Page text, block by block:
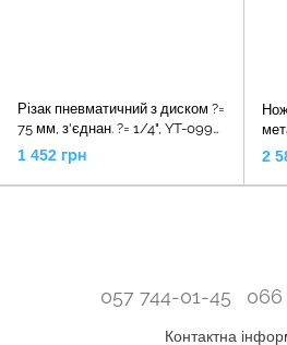
Різак пневматичний з диском ?=
75 мм, з'єднан. ?= 1/4", YT-0993
YATO
1 452 грн 2
057 744-01-45 066
Контактна